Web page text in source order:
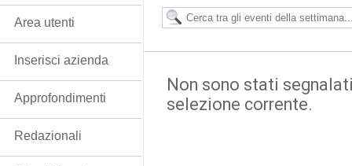
Non sono stati
selezione corrente.
Area utenti
Inserisci azienda
Approfondimenti
Redazionali